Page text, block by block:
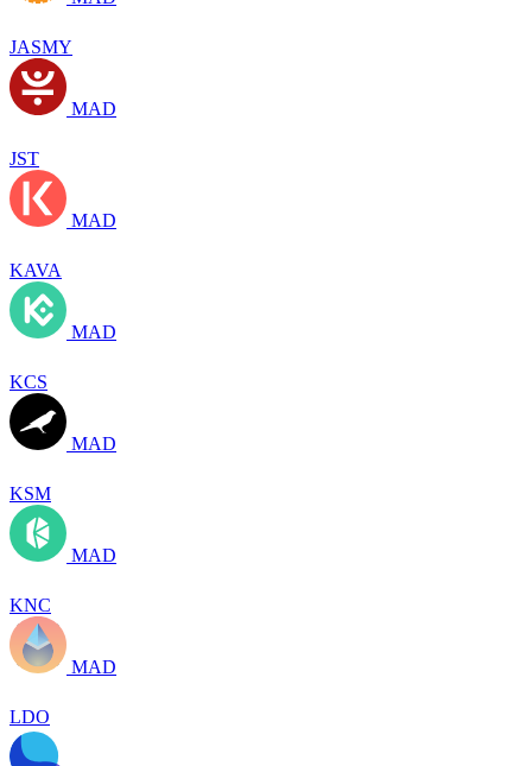
JASMY
MAD
JST
MAD
KAVA
MAD
KCS
MAD
KSM
MAD
KNC
MAD
LDO